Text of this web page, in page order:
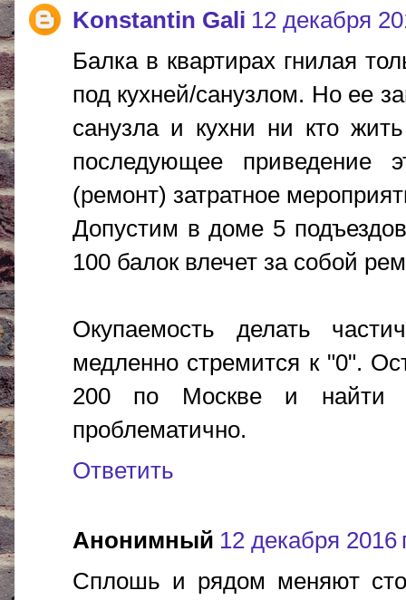
Konstantin Gali 12 декабря
Балка в квартирах гнилая
под кухней/санузлом. Но ее
санузла и кухни ни кто
последующее приведение
(ремонт) затратное
Допустим в доме 5
100 балок влечет за собой
Окупаемость делать
медленно стремится к "0".
200 по Москве и найти
проблематично.
Ответить
Анонимный 12 декабря 2016
Сплошь и рядом меняют